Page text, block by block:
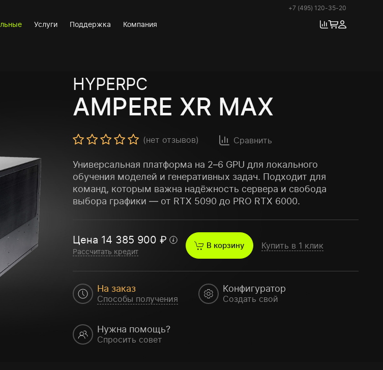
+7 (495) 120-35-20
Услуги Поддержка Компания
HYPERPC
AMPERE XR MAX
(нет отзывов) Сравнить
Универсальная платформа на 2–6 GPU для локального
обучения моделей и генеративных задач. Подходит для
команд, которым важна надёжность сервера и свобода
выбора графики — от RTX 5090 до PRO RTX 6000.
Цена 14 385 900 ₽
Рассчитать кредит
В корзину Купить в 1 клик
На заказ
Способы получения
Конфигуратор
Создать свой
Нужна помощь?
Спросить совет